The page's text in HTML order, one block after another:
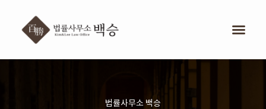
법률사무소 백승